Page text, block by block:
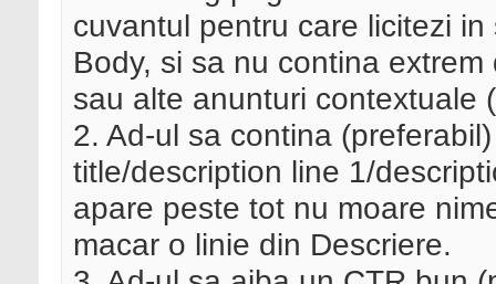
cuvantul pentru care licitezi
Body, si sa nu contina
sau alte anunturi contextuale
2. Ad-ul sa contina
title/description line 1/
apare peste tot nu moare
macar o linie din Descriere.